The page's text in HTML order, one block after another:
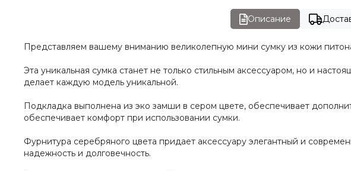
Описание
Представляем вашему вниманию великолепную мини сумку из кожи
Эта уникальная сумка станет не только стильным аксессуаром, но и
делает каждую модель уникальной.
Подкладка выполнена из эко замши в сером цвете, обеспечивает
обеспечивает комфорт при использовании сумки.
Фурнитура серебряного цвета придает аксессуару элегантный и
надежность и долговечность.